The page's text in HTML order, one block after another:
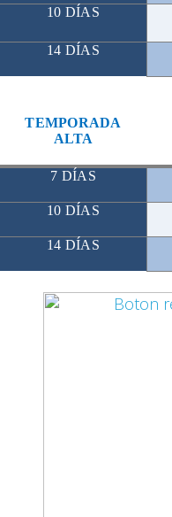
10 DÍAS
14 DÍAS
TEMPORADA
ALTA
7 DÍAS
10 DÍAS
14 DÍAS